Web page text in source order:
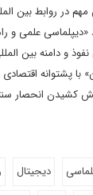
در روابط بین
علمی و
و دامنه بین
با پشتوانه
کشیدن انحصار
دیجیتال